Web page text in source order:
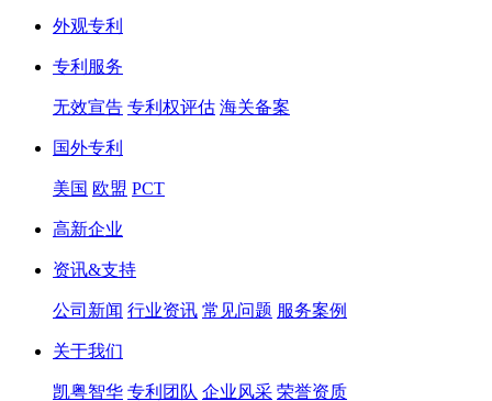
外观专利
专利服务
无效宣告 专利权评估 海关备案
国外专利
美国 欧盟 PCT
高新企业
资讯&支持
公司新闻 行业资讯 常见问题 服务案例
关于我们
凯粤智华 专利团队 企业风采 荣誉资质